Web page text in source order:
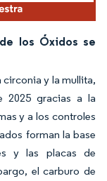
los Óxidos se
circonia y la mullita,
2025 gracias a la
y a los controles
forman la base
y las placas de
el carburo de